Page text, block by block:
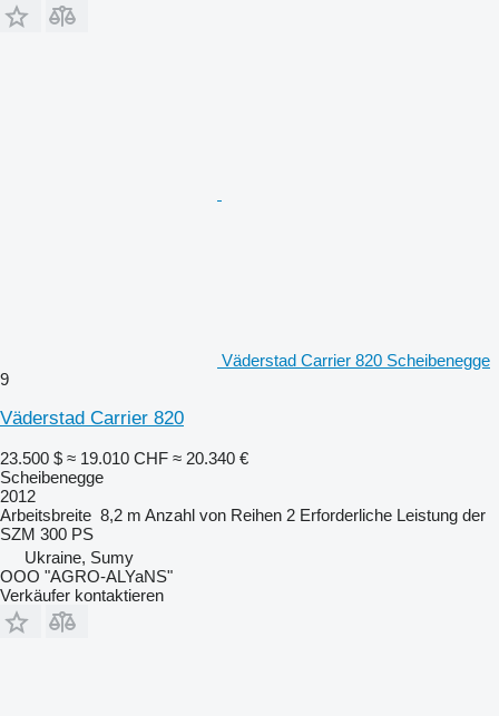
Väderstad Carrier 820 Scheibenegge
9
Väderstad Carrier 820
23.500 $ ≈ 19.010 CHF ≈ 20.340 €
Scheibenegge
2012
Arbeitsbreite 8,2 m Anzahl von Reihen 2 Erforderliche Leistung der
SZM 300 PS
Ukraine, Sumy
OOO "AGRO-ALYaNS"
Verkäufer kontaktieren